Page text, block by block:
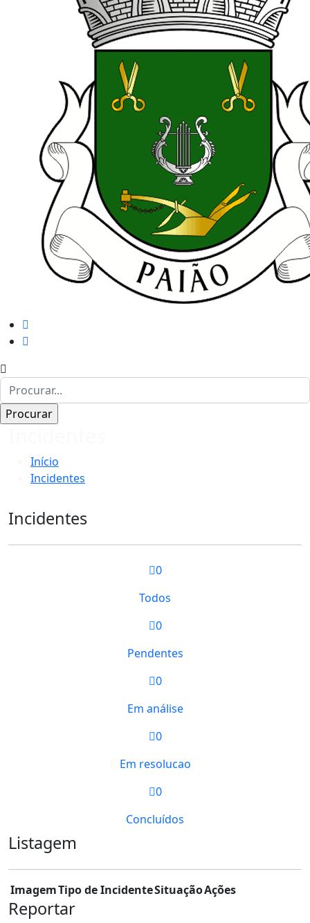
Início
Incidentes
Incidentes
0
Todos
0
Pendentes
0
Em análise
0
Em resolucao
0
Concluídos
Listagem
ImagemTipo de IncidenteSituaçãoAções
Reportar